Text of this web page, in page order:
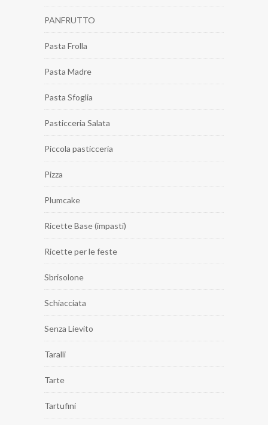
PANFRUTTO
Pasta Frolla
Pasta Madre
Pasta Sfoglia
Pasticceria Salata
Piccola pasticceria
Pizza
Plumcake
Ricette Base (impasti)
Ricette per le feste
Sbrisolone
Schiacciata
Senza Lievito
Taralli
Tarte
Tartufini